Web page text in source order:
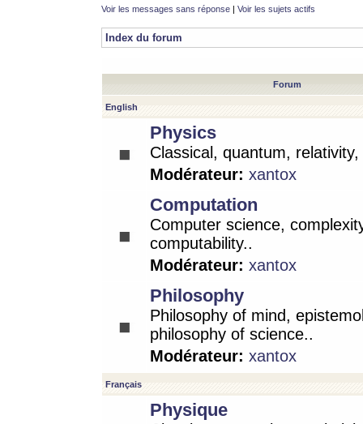
Voir les messages sans réponse | Voir les sujets actifs
Index du forum
Forum
English
Physics
Classical, quantum,
Modérateur: xantox
Computation
Computer science,
computability..
Modérateur: xantox
Philosophy
Philosophy of mind,
philosophy of science..
Modérateur: xantox
Français
Physique